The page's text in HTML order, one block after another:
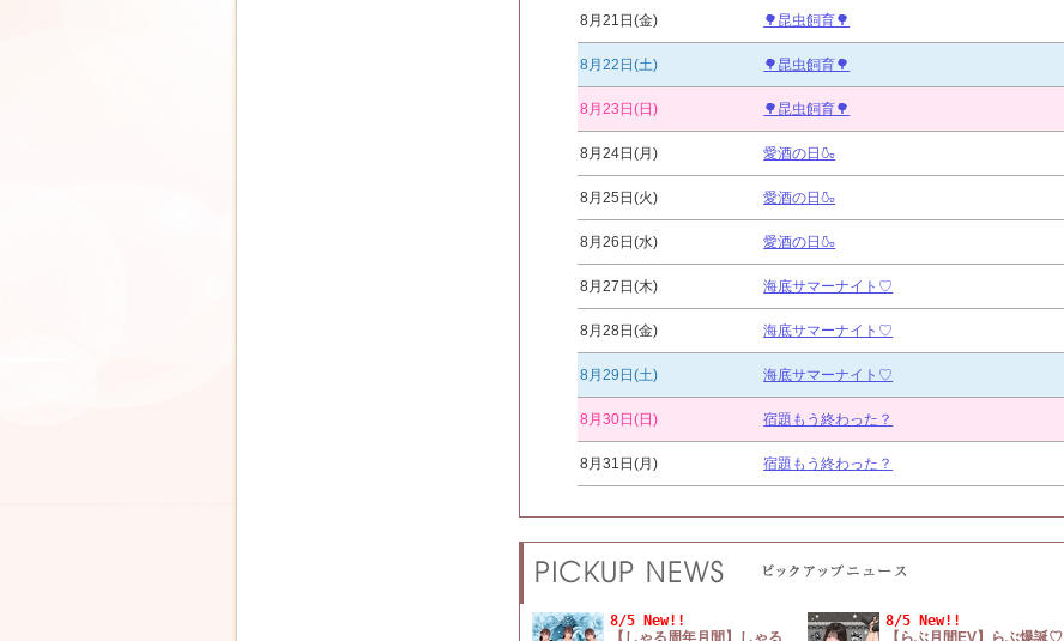
8月21日(金) 🌳昆虫飼育🌳
8月22日(土) 🌳昆虫飼育🌳
8月23日(日) 🌳昆虫飼育🌳
8月24日(月) 愛酒の日🍶
8月25日(火) 愛酒の日🍶
8月26日(水) 愛酒の日🍶
8月27日(木) 海底サマーナイト♡
8月28日(金) 海底サマーナイト♡
8月29日(土) 海底サマーナイト♡
8月30日(日) 宿題もう終わった？
8月31日(月) 宿題もう終わった？
8/5 New!!
【しゃる周年月間】しゃる
8/5 New!!
【らぶ月間EV】らぶ爆誕♡